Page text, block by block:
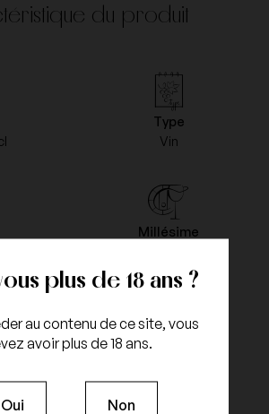
plus de 18 ans ?
au contenu de ce site, vous
avoir plus de 18 ans.
Oui Non
du produit
Type
Vin
Millésime
Cépages